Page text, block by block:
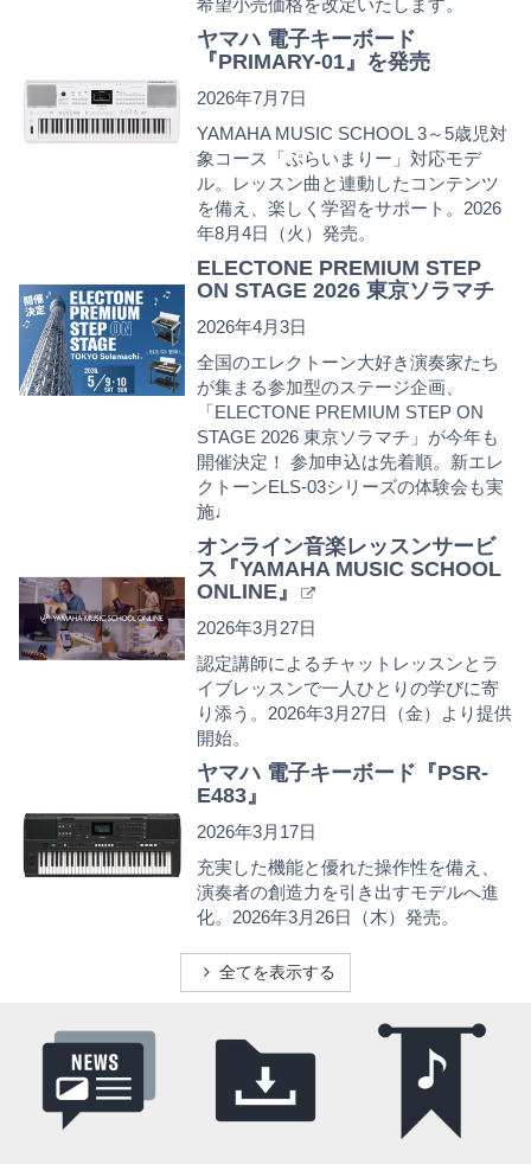
希望小売価格を改定いたします。
ヤマハ 電子キーボード
『PRIMARY-01』を発売
2026年7月7日
YAMAHA MUSIC SCHOOL 3～5歳児対
象コース「ぷらいまりー」対応モデ
ル。レッスン曲と連動したコンテンツ
を備え、楽しく学習をサポート。2026
年8月4日（火）発売。
ELECTONE PREMIUM STEP
ON STAGE 2026 東京ソラマチ
2026年4月3日
全国のエレクトーン大好き演奏家たち
が集まる参加型のステージ企画、
「ELECTONE PREMIUM STEP ON
STAGE 2026 東京ソラマチ」が今年も
開催決定！ 参加申込は先着順。新エレ
クトーンELS-03シリーズの体験会も実
施♩
オンライン音楽レッスンサービ
ス『YAMAHA MUSIC SCHOOL
ONLINE』
2026年3月27日
認定講師によるチャットレッスンとラ
イブレッスンで一人ひとりの学びに寄
り添う。2026年3月27日（金）より提供
開始。
ヤマハ 電子キーボード『PSR-
E483』
2026年3月17日
充実した機能と優れた操作性を備え、
演奏者の創造力を引き出すモデルへ進
化。2026年3月26日（木）発売。
全てを表示する